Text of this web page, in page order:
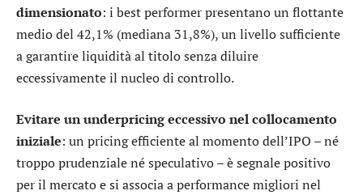
dimensionato: i best performer presentano un flottante
medio del 42,1% (mediana 31,8%), un livello sufficiente
a garantire liquidità al titolo senza diluire
eccessivamente il nucleo di controllo.
Evitare un underpricing eccessivo nel collocamento
iniziale: un pricing efficiente al momento dell’IPO – né
troppo prudenziale né speculativo – è segnale positivo
per il mercato e si associa a performance migliori nel